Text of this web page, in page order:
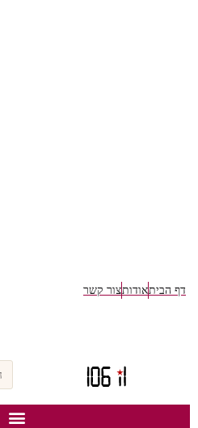
הביתאודותצור קשר